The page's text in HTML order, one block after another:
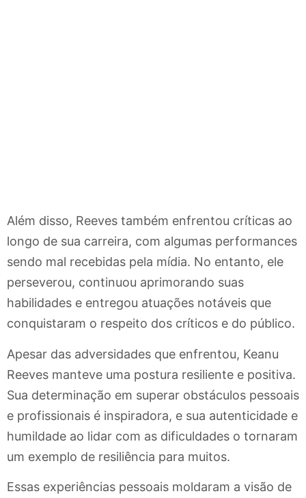
Além disso, Reeves também enfrentou críticas ao
longo de sua carreira, com algumas performances
sendo mal recebidas pela mídia. No entanto, ele
perseverou, continuou aprimorando suas
habilidades e entregou atuações notáveis que
conquistaram o respeito dos críticos e do público.
Apesar das adversidades que enfrentou, Keanu
Reeves manteve uma postura resiliente e positiva.
Sua determinação em superar obstáculos pessoais
e profissionais é inspiradora, e sua autenticidade e
humildade ao lidar com as dificuldades o tornaram
um exemplo de resiliência para muitos.
Essas experiências pessoais moldaram a visão de